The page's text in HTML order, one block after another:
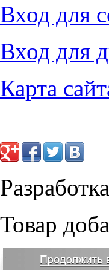
1937
Вход для
Вход для
Карта
Товар